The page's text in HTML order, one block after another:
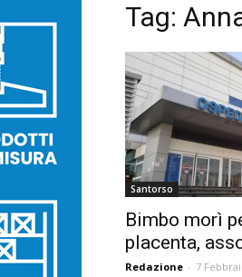
Tag:
Santorso
Bimbo morì
placenta,
Redazione - 7